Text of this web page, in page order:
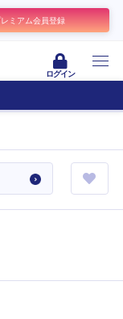
ミアム会員登録
ログイン